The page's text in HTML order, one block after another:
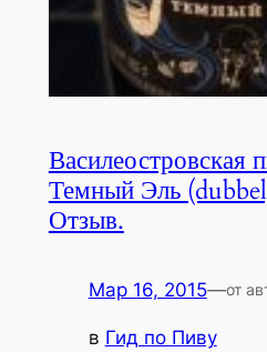
Василеостровская
Темный Эль
Отзыв.
Мар 16, 2015—от
в Гид по Пиву